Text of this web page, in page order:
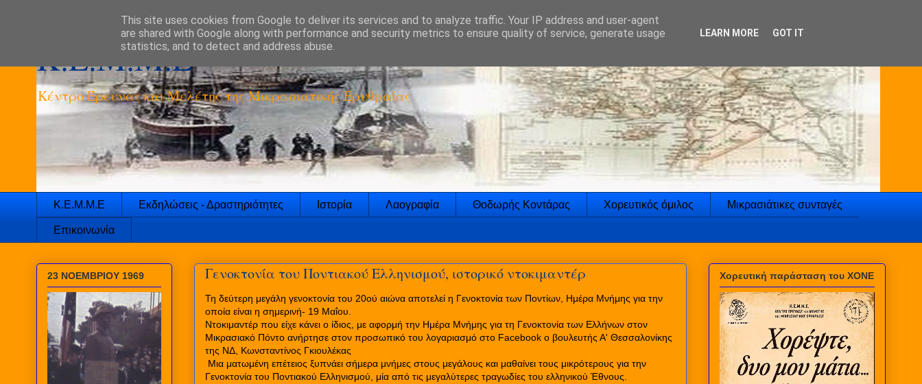
K.E.M.M.E
Κέντρο Έρευνας και Μελέτης της Μικρασιατικής Ερυθραίας
Κ.Ε.Μ.Μ.Ε Εκδηλώσεις - Δραστηριότητες Ιστορία Λαογραφία Θοδωρής Κοντάρας Χορευτικός όμιλος Μικρασιάτικες συνταγές
Επικοινωνία
Γενοκτονία του Ποντιακού Ελληνισμού, ιστορικό ντοκιμαντέρ
Τη δεύτερη μεγάλη γενοκτονία του 20ού αιώνα αποτελεί η Γενοκτονία των Ποντίων, Ημέρα Μνήμης για την
οποία είναι η σημερινή- 19 Μαΐου.
Ντοκιμαντέρ που είχε κάνει ο ίδιος, με αφορμή την Ημέρα Μνήμης για τη Γενοκτονία των Ελλήνων στον
Μικρασιακό Πόντο ανήρτησε στον προσωπικό του λογαριασμό στο Facebook ο βουλευτής Α' Θεσσαλονίκης
της ΝΔ, Κωνσταντίνος Γκιουλέκας
Μια ματωμένη επέτειος ξυπνάει σήμερα μνήμες στους μεγάλους και μαθαίνει τους μικρότερους για την
Γενοκτονία του Ποντιακού Ελληνισμού, μία από τις μεγαλύτερες τραγωδίες του ελληνικού Έθνους.
23 ΝΟΕΜΒΡΙΟΥ 1969 Χορευτική παράσταση του ΧΟΝΕ
This site uses cookies from Google to deliver its services and to analyze traffic. Your IP address and user-agent
are shared with Google along with performance and security metrics to ensure quality of service, generate usage
statistics, and to detect and address abuse.
LEARN MORE GOT IT